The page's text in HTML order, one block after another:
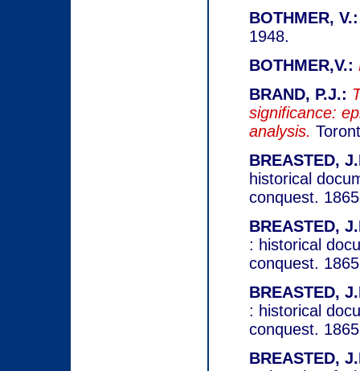
BOTHMER, V.:
1948.
BOTHMER,V.:
BRAND, P.J.:
significance:
analysis.
BREASTED,
historical
conquest.
BREASTED,
: historical
conquest.
BREASTED,
: historical
conquest.
BREASTED,